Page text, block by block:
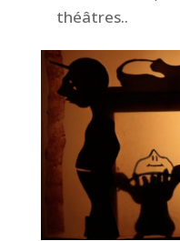
théâtres..